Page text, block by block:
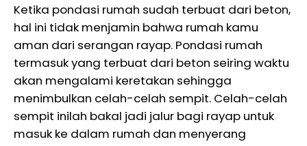
Ketika pondasi rumah sudah terbuat dari beton,
hal ini tidak menjamin bahwa rumah kamu
aman dari serangan rayap. Pondasi rumah
termasuk yang terbuat dari beton seiring waktu
akan mengalami keretakan sehingga
menimbulkan celah-celah sempit. Celah-celah
sempit inilah bakal jadi jalur bagi rayap untuk
masuk ke dalam rumah dan menyerang